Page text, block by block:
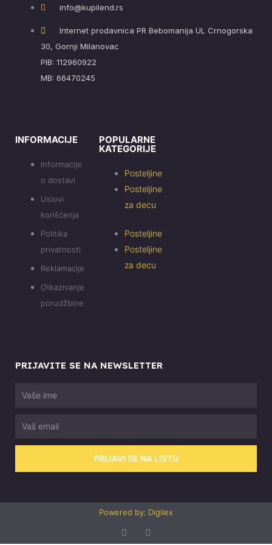
info@kupilend.rs
Internet prodavnica PR Bebomanija UL Crnogorska
30, Gornji Milanovac
PIB: 112960922
MB: 66470245
INFORMACIJE
Informacije
o dostavi
Uslovi
korišćenja
Politika
privatnosti
Reklamacije
Otkazivanje
porudžbine
POPULARNE
KATEGORIJE
Posteljine
Posteljine
za decu
Posteljine
Posteljine
za decu
PRIJAVITE SE NA NEWSLETTER
PRIJAVI SE NA LISTU
Powered by: Digilex
F
a
I
n